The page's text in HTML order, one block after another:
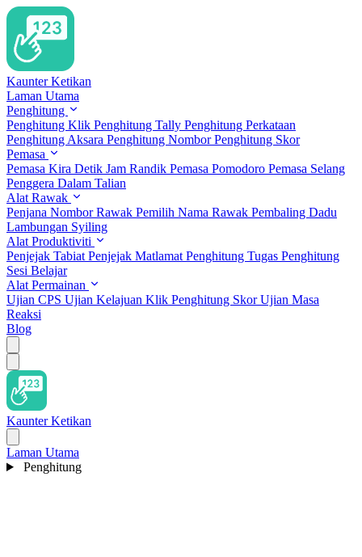
Kaunter Ketikan
Laman Utama
Penghitung
Penghitung Klik Penghitung Tally Penghitung Perkataan
Penghitung Aksara Penghitung NomborPenghitung Skor
Pemasa
Pemasa Kira Detik Jam Randik Pemasa Pomodoro Pemasa Selang
Penggera Dalam Talian
Alat Rawak
Penjana Nombor Rawak Pemilih Nama Rawak Pembaling Dadu
Lambungan Syiling
Alat Produktiviti
Penjejak Tabiat Penjejak Matlamat Penghitung Tugas Penghitung
Sesi Belajar
Alat Permainan
Ujian CPS Ujian Kelajuan Klik Penghitung SkorUjian Masa
Reaksi
Blog
Kaunter Ketikan
Laman Utama
Penghitung